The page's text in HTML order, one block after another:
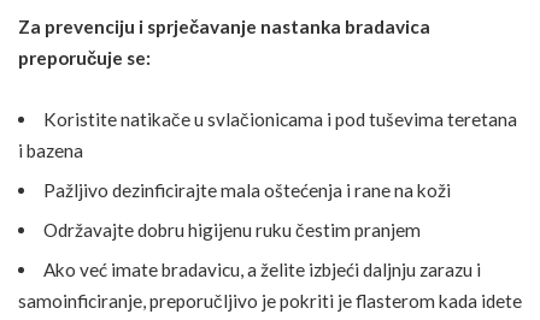
Za prevenciju i sprječavanje nastanka bradavica
preporučuje se:
Koristite natikače u svlačionicama i pod tuševima teretana
i bazena
Pažljivo dezinficirajte mala oštećenja i rane na koži
Održavajte dobru higijenu ruku čestim pranjem
Ako već imate bradavicu, a želite izbjeći daljnju zarazu i
samoinficiranje, preporučljivo je pokriti je flasterom kada idete